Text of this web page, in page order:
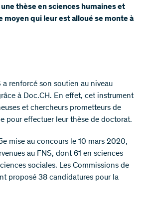
thèse en sciences humaines et
moyen qui leur est alloué se monte à
a renforcé son soutien au niveau
à Doc.CH. En effet, cet instrument
et chercheurs prometteurs de
pour effectuer leur thèse de doctorat.
mise au concours le 10 mars 2020,
au FNS, dont 61 en sciences
sociales. Les Commissions de
proposé 38 candidatures pour la